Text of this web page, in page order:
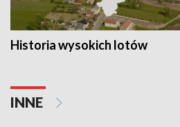
Historia wysokich lotów
INNE